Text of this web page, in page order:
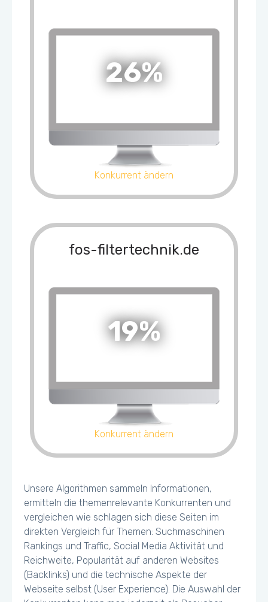
26%
Konkurrent ändern
fos-filtertechnik.de
19%
Konkurrent ändern
Unsere Algorithmen sammeln Informationen,
ermitteln die themenrelevante Konkurrenten und
vergleichen wie schlagen sich diese Seiten im
direkten Vergleich für Themen: Suchmaschinen
Rankings und Traffic, Social Media Aktivität und
Reichweite, Popularität auf anderen Websites
(Backlinks) und die technische Aspekte der
Webseite selbst (User Experience). Die Auswahl der